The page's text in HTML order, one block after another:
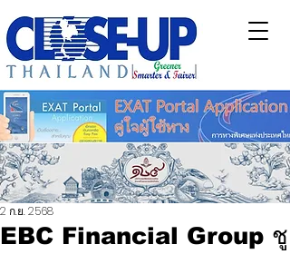
EBC Financial Group ชู
2 ก.ย. 2568